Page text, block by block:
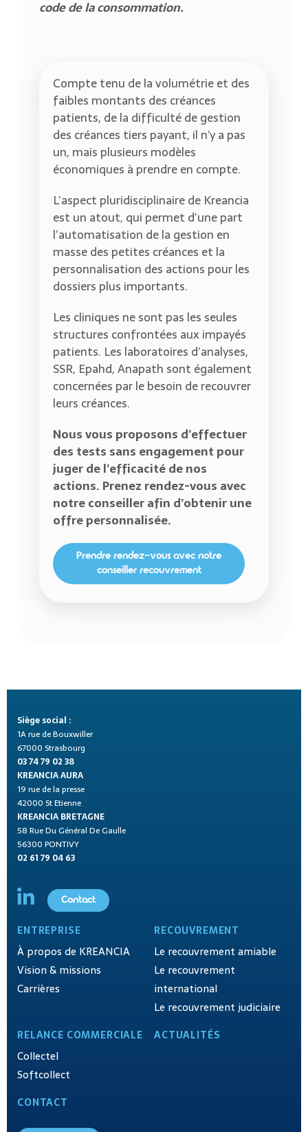
code de la consommation.
Compte tenu de la volumétrie et des
faibles montants des créances
patients, de la difficulté de gestion
des créances tiers payant, il n’y a pas
un, mais plusieurs modèles
économiques à prendre en compte.
L’aspect pluridisciplinaire de Kreancia
est un atout, qui permet d’une part
l’automatisation de la gestion en
masse des petites créances et la
personnalisation des actions pour les
dossiers plus importants.
Les cliniques ne sont pas les seules
structures confrontées aux impayés
patients. Les laboratoires d’analyses,
SSR, Epahd, Anapath sont également
concernées par le besoin de recouvrer
leurs créances.
Nous vous proposons d’effectuer
des tests sans engagement pour
juger de l’efficacité de nos
actions. Prenez rendez-vous avec
notre conseiller afin d’obtenir une
offre personnalisée.
Prendre rendez-vous avec notre
conseiller recouvrement
Siège social :
1A rue de Bouxwiller
67000 Strasbourg
03 74 79 02 38
KREANCIA AURA
19 rue de la presse
42000 St Etienne
KREANCIA BRETAGNE
58 Rue Du Général De Gaulle
56300 PONTIVY
02 61 79 04 63
Contact
ENTREPRISE
À propos de KREANCIA
Vision & missions
Carrières
RECOUVREMENT
Le recouvrement amiable
Le recouvrement
international
Le recouvrement judiciaire
RELANCE COMMERCIALE
Collectel
Softcollect
ACTUALITÉS
CONTACT